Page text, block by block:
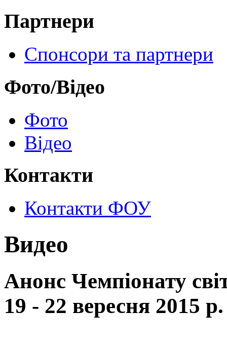
Партнери
Спонсори та партнери
Фото/Відео
Фото
Відео
Контакти
Контакти ФОУ
Видео
Анонс Чемпіонату
19 - 22 вересня 2015